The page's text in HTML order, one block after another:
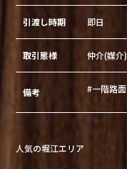
引渡し時期 即日
取引態様 仲介(媒介)
備考 #一階路面
人気の堀江エリア